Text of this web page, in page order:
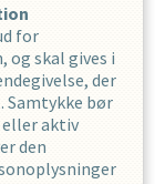
for
og skal gives i
der
Samtykke bør
eller aktiv
den